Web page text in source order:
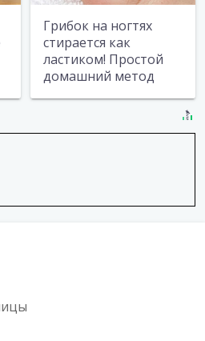
Грибок на ногтях
стирается как
ластиком! Простой
домашний метод